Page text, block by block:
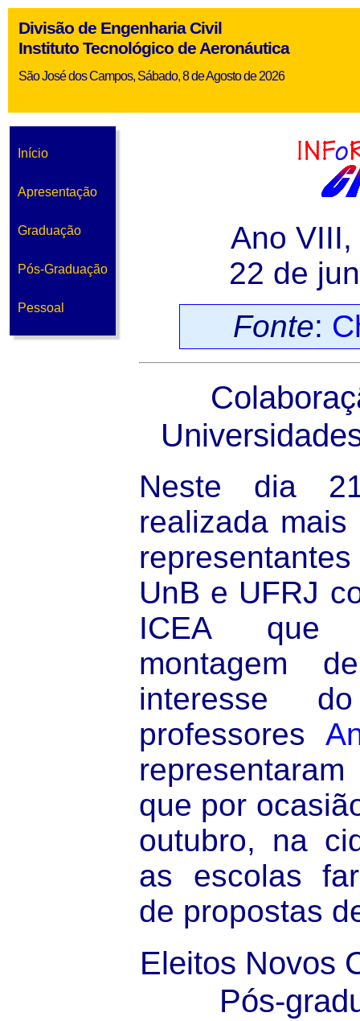
Divisão de Engenharia Civil
Instituto Tecnológico de Aeronáutica
São José dos Campos, Sábado, 8 de Agosto de 2026
Início
Apresentação
Graduação
Pós-Graduação
Pessoal
Ano
22 de
Fonte:
Neste dia
realizada
UnB e UFRJ
ICEA que
montagem
interesse
professores
que por
outubro, na
as escolas
de propostas
Eleitos Novos
Pós-